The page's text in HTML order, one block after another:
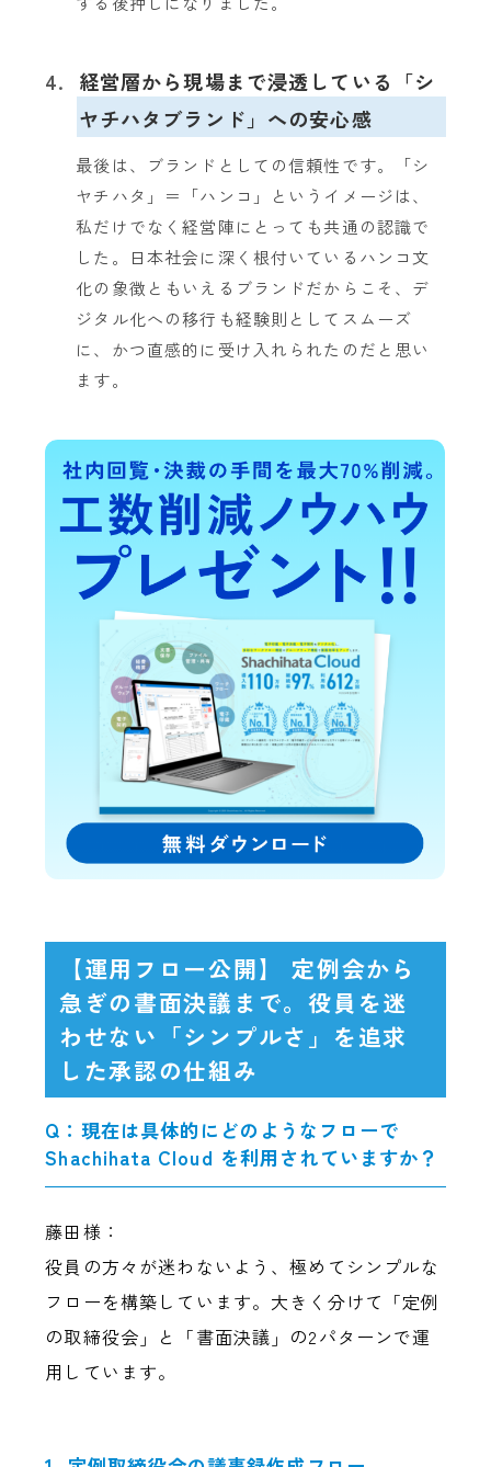
4.
経営層から現場まで浸透している「シ
ヤチハタブランド」への安心感
最後は、ブランドとしての信頼性です。「シ
ヤチハタ」＝「ハンコ」というイメージは、
私だけでなく経営陣にとっても共通の認識で
した。日本社会に深く根付いているハンコ文
化の象徴ともいえるブランドだからこそ、デ
ジタル化への移行も経験則としてスムーズ
に、かつ直感的に受け入れられたのだと思い
ます。
【運用フロー公開】 定例会から
急ぎの書面決議まで。役員を迷
わせない「シンプルさ」を追求
した承認の仕組み
Q：現在は具体的にどのようなフローで
Shachihata Cloud を利用されていますか？
藤田様：
役員の方々が迷わないよう、極めてシンプルな
フローを構築しています。大きく分けて「定例
の取締役会」と「書面決議」の2パターンで運
用しています。